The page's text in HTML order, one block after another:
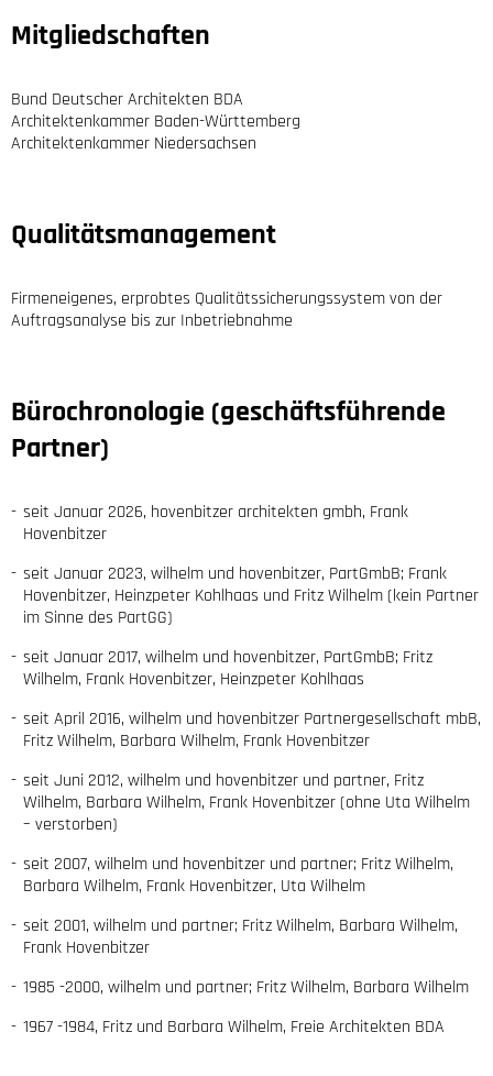
Mitgliedschaften
Bund Deutscher Architekten BDA
Architektenkammer Baden-Württemberg
Architektenkammer Niedersachsen
Qualitätsmanagement
Firmeneigenes, erprobtes Qualitätssicherungssystem von der
Auftragsanalyse bis zur Inbetriebnahme
Bürochronologie (geschäftsführende
Partner)
seit Januar 2026, hovenbitzer architekten gmbh, Frank
Hovenbitzer
seit Januar 2023, wilhelm und hovenbitzer, PartGmbB; Frank
Hovenbitzer, Heinzpeter Kohlhaas und Fritz Wilhelm (kein Partner
im Sinne des PartGG)
seit Januar 2017, wilhelm und hovenbitzer, PartGmbB; Fritz
Wilhelm, Frank Hovenbitzer, Heinzpeter Kohlhaas
seit April 2016, wilhelm und hovenbitzer Partnergesellschaft mbB,
Fritz Wilhelm, Barbara Wilhelm, Frank Hovenbitzer
seit Juni 2012, wilhelm und hovenbitzer und partner, Fritz
Wilhelm, Barbara Wilhelm, Frank Hovenbitzer (ohne Uta Wilhelm
– verstorben)
seit 2007, wilhelm und hovenbitzer und partner; Fritz Wilhelm,
Barbara Wilhelm, Frank Hovenbitzer, Uta Wilhelm
seit 2001, wilhelm und partner; Fritz Wilhelm, Barbara Wilhelm,
Frank Hovenbitzer
1985 -2000, wilhelm und partner; Fritz Wilhelm, Barbara Wilhelm
1967 -1984, Fritz und Barbara Wilhelm, Freie Architekten BDA